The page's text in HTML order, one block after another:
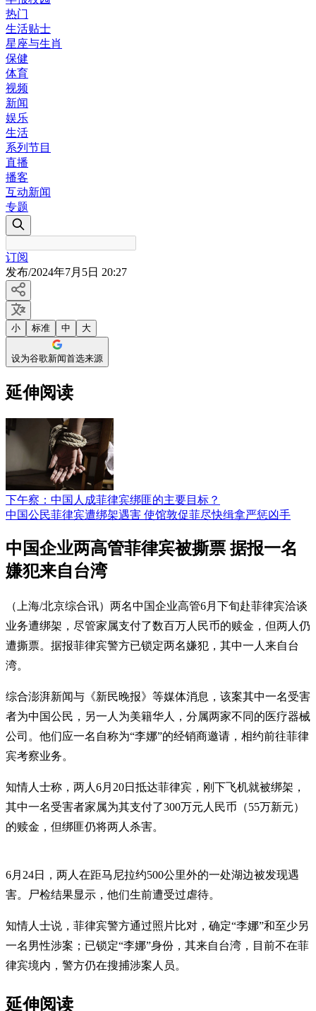
热门
生活贴士
星座与生肖
保健
体育
视频
新闻
娱乐
生活
系列节目
直播
播客
互动新闻
专题
订阅
发布/2024年7月5日 20:27
小 标准 中 大
设为谷歌新闻首选来源
延伸阅读
下午察：中国人成菲律宾绑匪的主要目标？
中国公民菲律宾遭绑架遇害 使馆敦促菲尽快缉拿严惩凶手
中国企业两高管菲律宾被撕票 据报一名
嫌犯来自台湾
（上海/北京综合讯）两名中国企业高管6月下旬赴菲律宾洽谈
业务遭绑架，尽管家属支付了数百万人民币的赎金，但两人仍
遭撕票。据报菲律宾警方已锁定两名嫌犯，其中一人来自台
湾。
综合澎湃新闻与《新民晚报》等媒体消息，该案其中一名受害
者为中国公民，另一人为美籍华人，分属两家不同的医疗器械
公司。他们应一名自称为“李娜”的经销商邀请，相约前往菲律
宾考察业务。
知情人士称，两人6月20日抵达菲律宾，刚下飞机就被绑架，
其中一名受害者家属为其支付了300万元人民币（55万新元）
的赎金，但绑匪仍将两人杀害。
6月24日，两人在距马尼拉约500公里外的一处湖边被发现遇
害。尸检结果显示，他们生前遭受过虐待。
知情人士说，菲律宾警方通过照片比对，确定“李娜”和至少另
一名男性涉案；已锁定“李娜”身份，其来自台湾，目前不在菲
律宾境内，警方仍在搜捕涉案人员。
延伸阅读